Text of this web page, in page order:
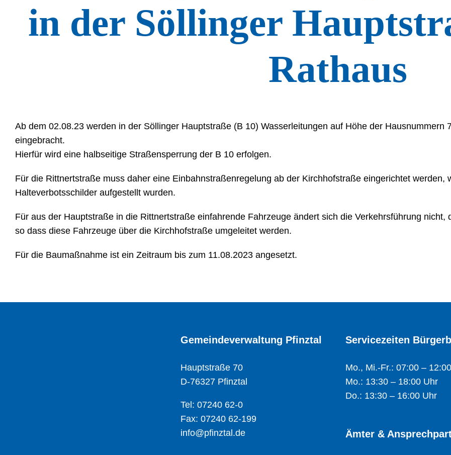
in der Söllinger
Rathaus
Ab dem 02.08.23 werden in der Söllinger Hauptstraße (B 10) Wasserleitungen auf Höhe der Hausnummern
eingebracht.
Hierfür wird eine halbseitige Straßensperrung der B 10 erfolgen.
Für die Rittnertstraße muss daher eine Einbahnstraßenregelung ab der Kirchhofstraße eingerichtet werden,
Halteverbotsschilder aufgestellt wurden.
Für aus der Hauptstraße in die Rittnertstraße einfahrende Fahrzeuge ändert sich die Verkehrsführung
so dass diese Fahrzeuge über die Kirchhofstraße umgeleitet werden.
Für die Baumaßnahme ist ein Zeitraum bis zum 11.08.2023 angesetzt.
Gemeindeverwaltung Pfinztal
Hauptstraße 70
D-76327 Pfinztal
Tel: 07240 62-0
Fax: 07240 62-199
info@pfinztal.de
Servicezeiten
Mo., Mi.-Fr.: 07:00 –
Mo.: 13:30 – 18:00 Uhr
Do.: 13:30 – 16:00 Uhr
Ämter &